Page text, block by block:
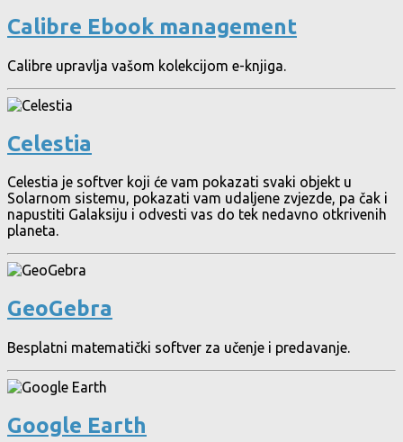
Calibre Ebook management
Calibre upravlja vašom kolekcijom e-knjiga.
Celestia
Celestia je softver koji će vam pokazati svaki objekt u
Solarnom sistemu, pokazati vam udaljene zvjezde, pa čak i
napustiti Galaksiju i odvesti vas do tek nedavno otkrivenih
planeta.
GeoGebra
Besplatni matematički softver za učenje i predavanje.
Google Earth